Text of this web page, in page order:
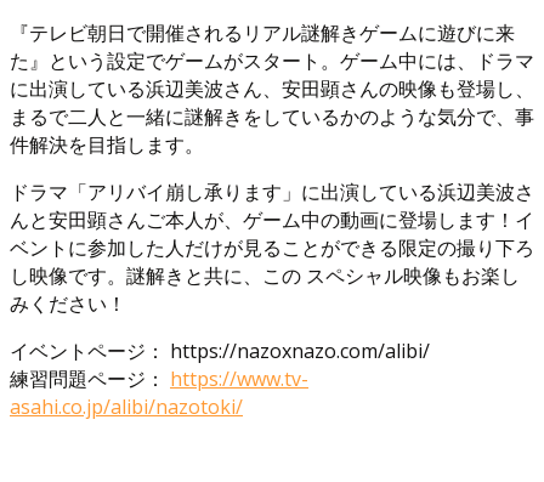
『テレビ朝日で開催されるリアル謎解きゲームに遊びに来
た』という設定でゲームがスタート。ゲーム中には、ドラマ
に出演している浜辺美波さん、安田顕さんの映像も登場し、
まるで二人と一緒に謎解きをしているかのような気分で、事
件解決を目指します。
ドラマ「アリバイ崩し承ります」に出演している浜辺美波さ
んと安田顕さんご本人が、ゲーム中の動画に登場します！イ
ベントに参加した人だけが見ることができる限定の撮り下ろ
し映像です。謎解きと共に、この スペシャル映像もお楽し
みください！
イベントページ： https://nazoxnazo.com/alibi/
練習問題ページ： https://www.tv-
asahi.co.jp/alibi/nazotoki/